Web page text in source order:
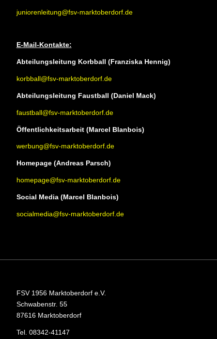
juniorenleitung@fsv-marktoberdorf.de
E-Mail-Kontakte:
Abteilungsleitung Korbball (Franziska Hennig)
korbball@fsv-marktoberdorf.de
Abteilungsleitung Faustball (Daniel Mack)
faustball@fsv-marktoberdorf.de
Öffentlichkeitsarbeit (Marcel Blanbois)
werbung@fsv-marktoberdorf.de
Homepage (Andreas Parsch)
homepage@fsv-marktoberdorf.de
Social Media (Marcel Blanbois)
socialmedia@fsv-marktoberdorf.de
FSV 1956 Marktoberdorf e.V.
Schwabenstr. 55
87616 Marktoberdorf
Tel. 08342-41147